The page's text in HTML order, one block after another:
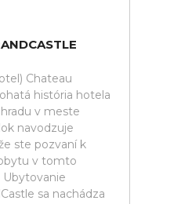
Chateau
história hotela
v meste
navodzuje
ste pozvaní k
v tomto
Ubytovanie
sa nachádza